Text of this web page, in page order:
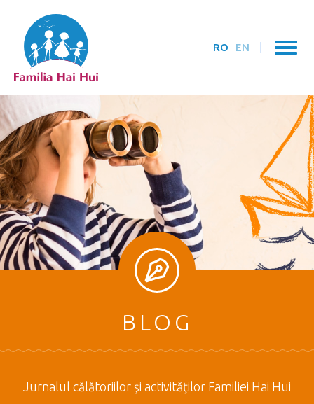
RO EN
BLOG
Jurnalul călătoriilor şi activităţilor Familiei Hai Hui